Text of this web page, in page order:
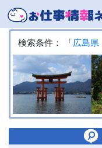
検索条件： 「 広島県